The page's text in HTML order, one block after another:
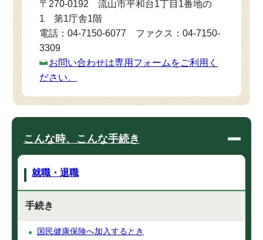
〒270-0192 流山市平和台1丁目1番地の
1 第1庁舎1階
電話：04-7150-6077 ファクス：04-7150-
3309
お問い合わせは専用フォームをご利用く
ださい。
こんな時、こんな手続き
就職・退職
手続き
国民健康保険へ加入するとき